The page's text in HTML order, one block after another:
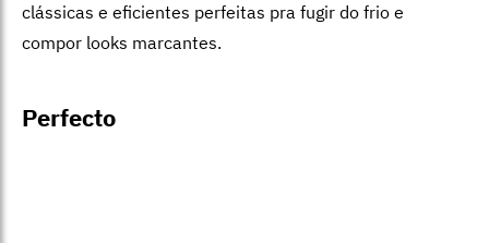
clássicas e eficientes perfeitas pra fugir do frio e
compor looks marcantes.
Perfecto